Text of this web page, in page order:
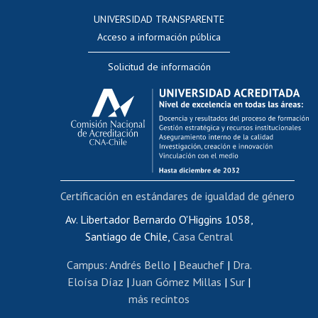
Evaluación docente
Calificación académica
Postulación al AUCAI
Funcionarias/os
Cursos internos de capacitación
Bienestar del personal
Portal de movilidad interna
Certificado de renta
Certificado de renta honorarios
Editar páginas blancas
Extranjeras/os
UNIVERSIDAD TRANSPARENTE
Acceso a información pública
Solicitud de información
Av. Libertador Bernardo O'Higgins 1058,
Santiago de Chile, Casa Central
Campus: Andrés Bello | Beauchef| Dra.
Eloísa Díaz | Juan Gómez Millas | Sur |
más recintos
Certificación en estándares de igualdad de género